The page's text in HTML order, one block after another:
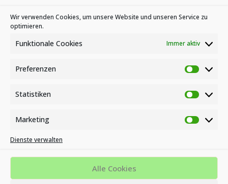
Wir verwenden Cookies, um unsere Website und unseren Service zu
optimieren.
Funktionale Cookies Immer aktiv
Preferenzen
Statistiken
Marketing
Marketing
Dienste verwalten
Alle Cookies
Kategorien
News
Veranstaltungen